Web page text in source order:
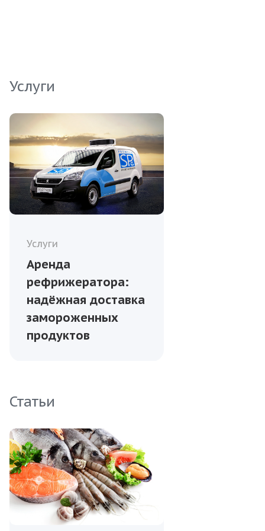
Услуги
Услуги
Аренда
рефрижератора:
надёжная доставка
замороженных
продуктов
Статьи